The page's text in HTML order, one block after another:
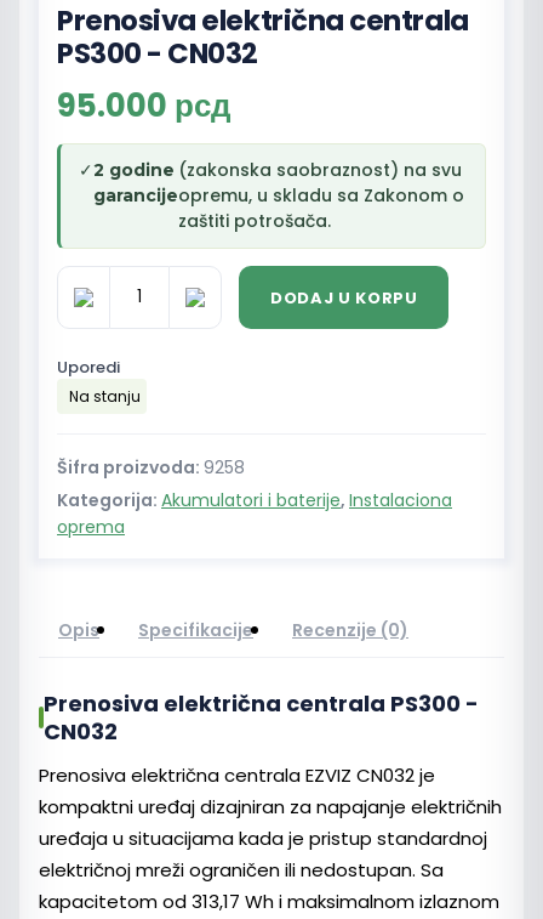
Prenosiva električna centrala
PS300 - CN032
95.000 рсд
✓2 godine
garancije
(zakonska saobraznost) na svu
opremu, u skladu sa Zakonom o
zaštiti potrošača.
Prenosiva
električna
centrala
-
količina
DODAJ U KORPU
Uporedi
Na stanju
Šifra proizvoda: 9258
Kategorija: Akumulatori i baterije, Instalaciona
oprema
Opis Specifikacije Recenzije (0)
Prenosiva električna centrala PS300 -
CN032
Prenosiva električna centrala EZVIZ CN032 je
kompaktni uređaj dizajniran za napajanje električnih
uređaja u situacijama kada je pristup standardnoj
električnoj mreži ograničen ili nedostupan. Sa
kapacitetom od 313,17 Wh i maksimalnom izlaznom